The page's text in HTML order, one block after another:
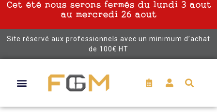
Cet été nous serons fermés du lundi 3 aout
au mercredi 26 aout
Site réservé aux professionnels avec un minimum d’achat
de 100€ HT